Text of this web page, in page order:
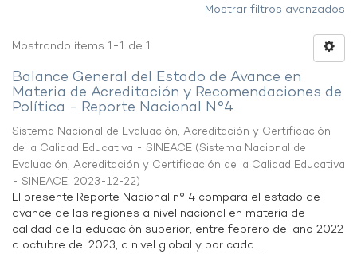
Mostrar filtros avanzados
Mostrando ítems 1-1 de 1
Balance General del Estado de Avance en
Materia de Acreditación y Recomendaciones de
Política - Reporte Nacional N°4.
Sistema Nacional de Evaluación, Acreditación y Certificación
de la Calidad Educativa - SINEACE (Sistema Nacional de
Evaluación, Acreditación y Certificación de la Calidad Educativa
- SINEACE, 2023-12-22)
El presente Reporte Nacional n° 4 compara el estado de
avance de las regiones a nivel nacional en materia de
calidad de la educación superior, entre febrero del año 2022
a octubre del 2023, a nivel global y por cada ...